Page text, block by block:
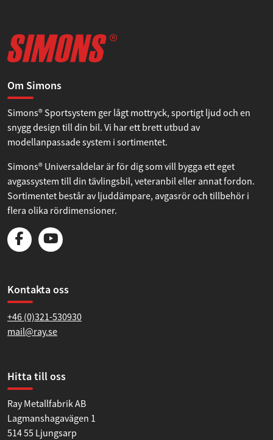
Om Simons
Simons® Sportsystem ger lågt mottryck, sportigt ljud och en
snygg design till din bil. Vi har ett brett utbud av
modellanpassade system i sortimentet.
Simons® Universaldelar är för dig som vill bygga ett eget
avgassystem till din tävlingsbil, veteranbil eller annat fordon.
Sortimentet består av ljuddämpare, avgasrör och tillbehör i
flera olika rördimensioner.
Kontakta oss
+46 (0)321-530930
mail@ray.se
Hitta till oss
Ray Metallfabrik AB
Lagmanshagavägen 1
514 55 Ljungsarp